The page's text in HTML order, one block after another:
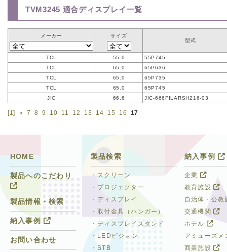
TVM3245 適合ディスプレイ一覧
メーカー
サイズ
型式
TCL 55.0
55P745
TCL
65.0
65P636
TCL
65.0
65P735
TCL
65.0
65P745
JIC
66.6 JIC-666FILARSH216-03
[1] « 7 8 9 10 11 12 13 14 15 16 17
HOME
製品へのこだわり
製品情報・検索
納入事例
お問い合わせ
納入事例
企業
教育施設
自治体・公教
交通機関
ホテル
アミューズ
商業施設
製品検索
・スクリーン
・プロジェクター
・ディスプレイ
・取付金具（ハンガー）
・ディスプレイスタンド
・LEDビジョン
・STB